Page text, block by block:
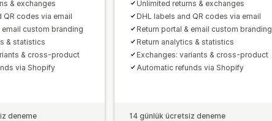
& exchanges
QR codes via email
email custom branding
& statistics
& cross-product
via Shopify
deneme
Unlimited returns & exchanges
DHL labels and QR codes via email
Return portal & email custom branding
Return analytics & statistics
Exchanges: variants & cross-product
Automatic refunds via Shopify
14 günlük ücretsiz deneme